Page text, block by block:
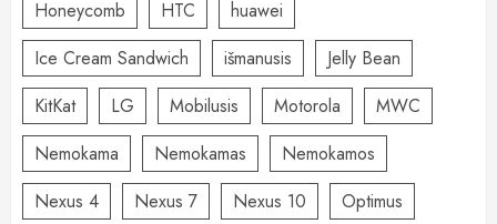
Honeycomb
HTC
huawei
Ice Cream Sandwich
išmanusis
Jelly Bean
KitKat
LG Mobilusis Motorola
MWC
Nemokama
Nemokamas
Nemokamos
Nexus 4
Nexus 7 Nexus 10
Optimus